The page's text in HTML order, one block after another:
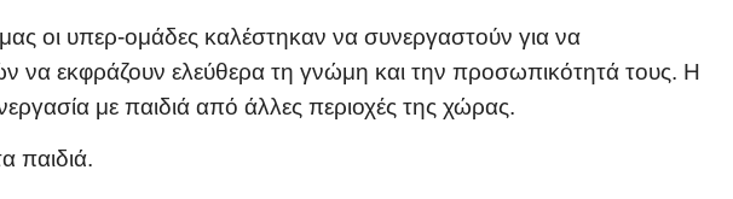
οι υπερ-ομάδες καλέστηκαν να συνεργαστούν για να
να εκφράζουν ελεύθερα τη γνώμη και την προσωπικότητά τους. Η
με παιδιά από άλλες περιοχές της χώρας.
παιδιά.